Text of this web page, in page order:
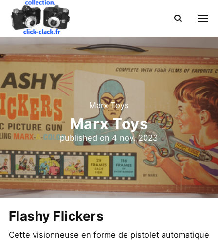
Marx Toys
Marx Toys
published on 4 nov. 2023
Flashy Flickers
Cette visionneuse en forme de pistolet automatique